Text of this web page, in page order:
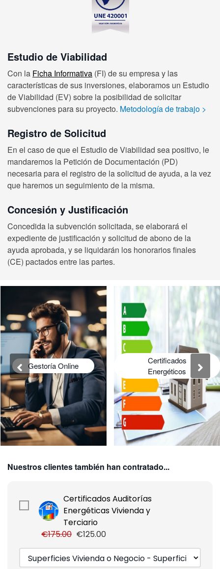
Estudio de Viabilidad
Con la Ficha Informativa (FI) de su empresa y las
características de sus inversiones, elaboramos un Estudio
de Viabilidad (EV) sobre la posibilidad de solicitar
subvenciones para su proyecto. Metodología de trabajo >
Registro de Solicitud
En el caso de que el Estudio de Viabilidad sea positivo, le
mandaremos la Petición de Documentación (PD)
necesaria para el registro de la solicitud de ayuda, a la vez
que haremos un seguimiento de la misma.
Concesión y Justificación
Concedida la subvención solicitada, se elaborará el
expediente de justificación y solicitud de abono de la
ayuda aprobada, y se liquidarán los honorarios finales
(CE) pactados entre las partes.
Gestoría Online
Certificados
Energéticos
Nuestros clientes también han contratado...
Certificados Auditorías
Energéticas Vivienda y
Terciario
€175.00 €125.00